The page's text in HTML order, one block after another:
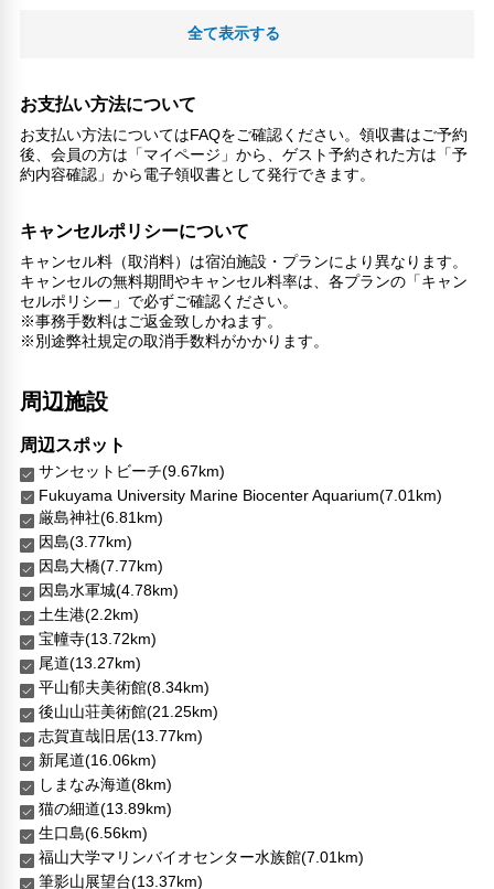
全て表示する
お支払い方法について
お支払い方法についてはFAQをご確認ください。領収書はご予約
後、会員の方は「マイページ」から、ゲスト予約された方は「予
約内容確認」から電子領収書として発行できます。
キャンセルポリシーについて
キャンセル料（取消料）は宿泊施設・プランにより異なります。
キャンセルの無料期間やキャンセル料率は、各プランの「キャン
セルポリシー」で必ずご確認ください。
※事務手数料はご返金致しかねます。
※別途弊社規定の取消手数料がかかります。
周辺施設
周辺スポット
サンセットビーチ(9.67km)
Fukuyama University Marine Biocenter Aquarium(7.01km)
厳島神社(6.81km)
因島(3.77km)
因島大橋(7.77km)
因島水軍城(4.78km)
土生港(2.2km)
宝幢寺(13.72km)
尾道(13.27km)
平山郁夫美術館(8.34km)
後山山荘美術館(21.25km)
志賀直哉旧居(13.77km)
新尾道(16.06km)
しまなみ海道(8km)
猫の細道(13.89km)
生口島(6.56km)
福山大学マリンバイオセンター水族館(7.01km)
筆影山展望台(13.37km)